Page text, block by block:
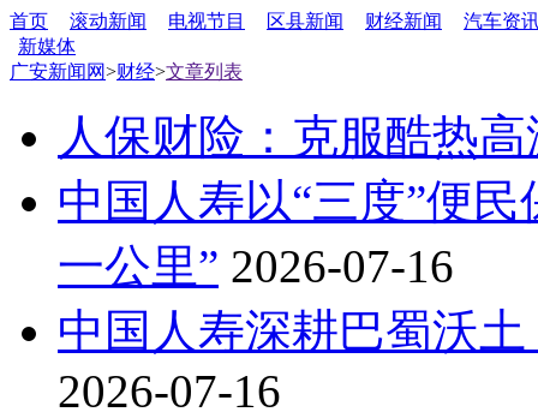
首页 滚动新闻 电视节目 区县新闻 财经新闻
汽车资
新媒体
广安新闻网>财经>文章列表
人保财险：克服酷热
中国人寿以“三度”便
一公里” 2026-07-16
中国人寿深耕巴蜀沃
2026-07-16